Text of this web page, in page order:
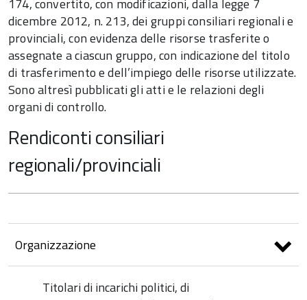
dicembre 2012, n. 213, dei gruppi consiliari regionali e
provinciali, con evidenza delle risorse trasferite o
assegnate a ciascun gruppo, con indicazione del titolo
di trasferimento e dell’impiego delle risorse utilizzate.
Sono altresì pubblicati gli atti e le relazioni degli
organi di controllo.
Rendiconti consiliari
regionali/provinciali
Organizzazione
Titolari di incarichi politici, di